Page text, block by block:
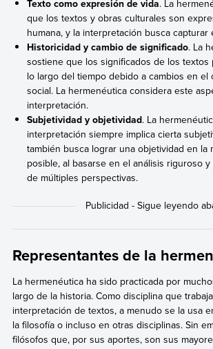
Texto como expresión de vida. La
que los textos y obras culturales son
humana, y la interpretación busca capturar
Historicidad y cambio de significado. La
sostiene que los significados de los textos
lo largo del tiempo debido a cambios en el
social. La hermenéutica considera este
interpretación.
Subjetividad y objetividad. La
interpretación siempre implica cierta
también busca lograr una objetividad en la
posible, al basarse en el análisis riguroso
de múltiples perspectivas.
Representantes de la
La hermenéutica ha sido practicada por
largo de la historia. Como disciplina que
interpretación de textos, a menudo se la usa
la filosofía o incluso en otras disciplinas. Sin
filósofos que, por sus aportes, son sus